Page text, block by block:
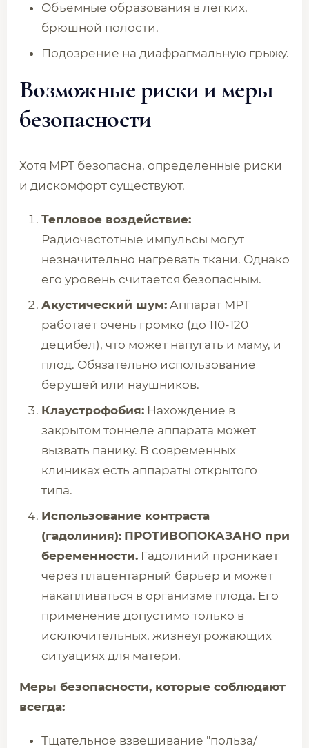
Объемные образования в легких,
брюшной полости.
Подозрение на диафрагмальную грыжу.
Возможные риски и меры
безопасности
Хотя МРТ безопасна, определенные риски
и дискомфорт существуют.
Тепловое воздействие:
Радиочастотные импульсы могут
незначительно нагревать ткани. Однако
его уровень считается безопасным.
Акустический шум: Аппарат МРТ
работает очень громко (до 110-120
децибел), что может напугать и маму, и
плод. Обязательно использование
берушей или наушников.
Клаустрофобия: Нахождение в
закрытом тоннеле аппарата может
вызвать панику. В современных
клиниках есть аппараты открытого
типа.
Использование контраста
(гадолиния): ПРОТИВОПОКАЗАНО при
беременности. Гадолиний проникает
через плацентарный барьер и может
накапливаться в организме плода. Его
применение допустимо только в
исключительных, жизнеугрожающих
ситуациях для матери.
Меры безопасности, которые соблюдают
всегда:
Тщательное взвешивание "польза/